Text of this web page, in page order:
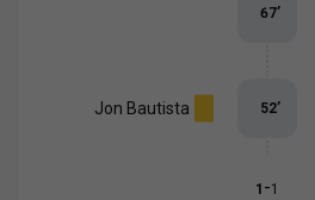
67’
Jon Bautista 52’
1 -1